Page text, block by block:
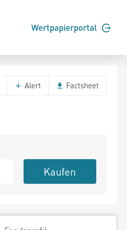
Wertpapierportal
Alert Factsheet
Kaufen